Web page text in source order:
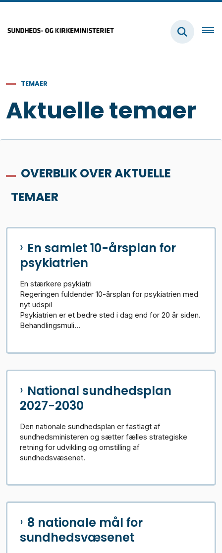
TEMAER
Aktuelle temaer
OVERBLIK OVER AKTUELLE
TEMAER
En samlet 10-årsplan for
psykiatrien
En stærkere psykiatri
Regeringen fuldender 10-årsplan for psykiatrien med
nyt udspil
Psykiatrien er et bedre sted i dag end for 20 år siden.
Behandlingsmuli...
National sundhedsplan
2027-2030
Den nationale sundhedsplan er fastlagt af
sundhedsministeren og sætter fælles strategiske
retning for udvikling og omstilling af
sundhedsvæsenet.
8 nationale mål for
sundhedsvæsenet